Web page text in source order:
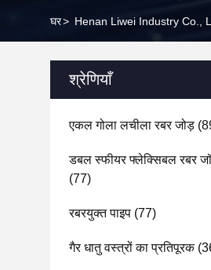
घर> Henan Liwei Industry Co.,
श्रेणियाँ
एकल गोला लचीला रबर जोड़
डबल स्फीयर फ्लेक्सिबल रबर
(77)
रबरयुक्त पाइप (77)
गैर धातु वस्त्रों का प्रतिपूरक